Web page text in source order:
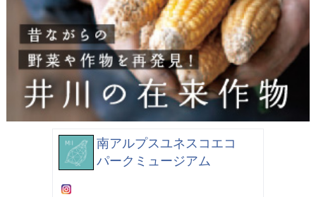
南アルプスユネスコエコ
パークミュージアム